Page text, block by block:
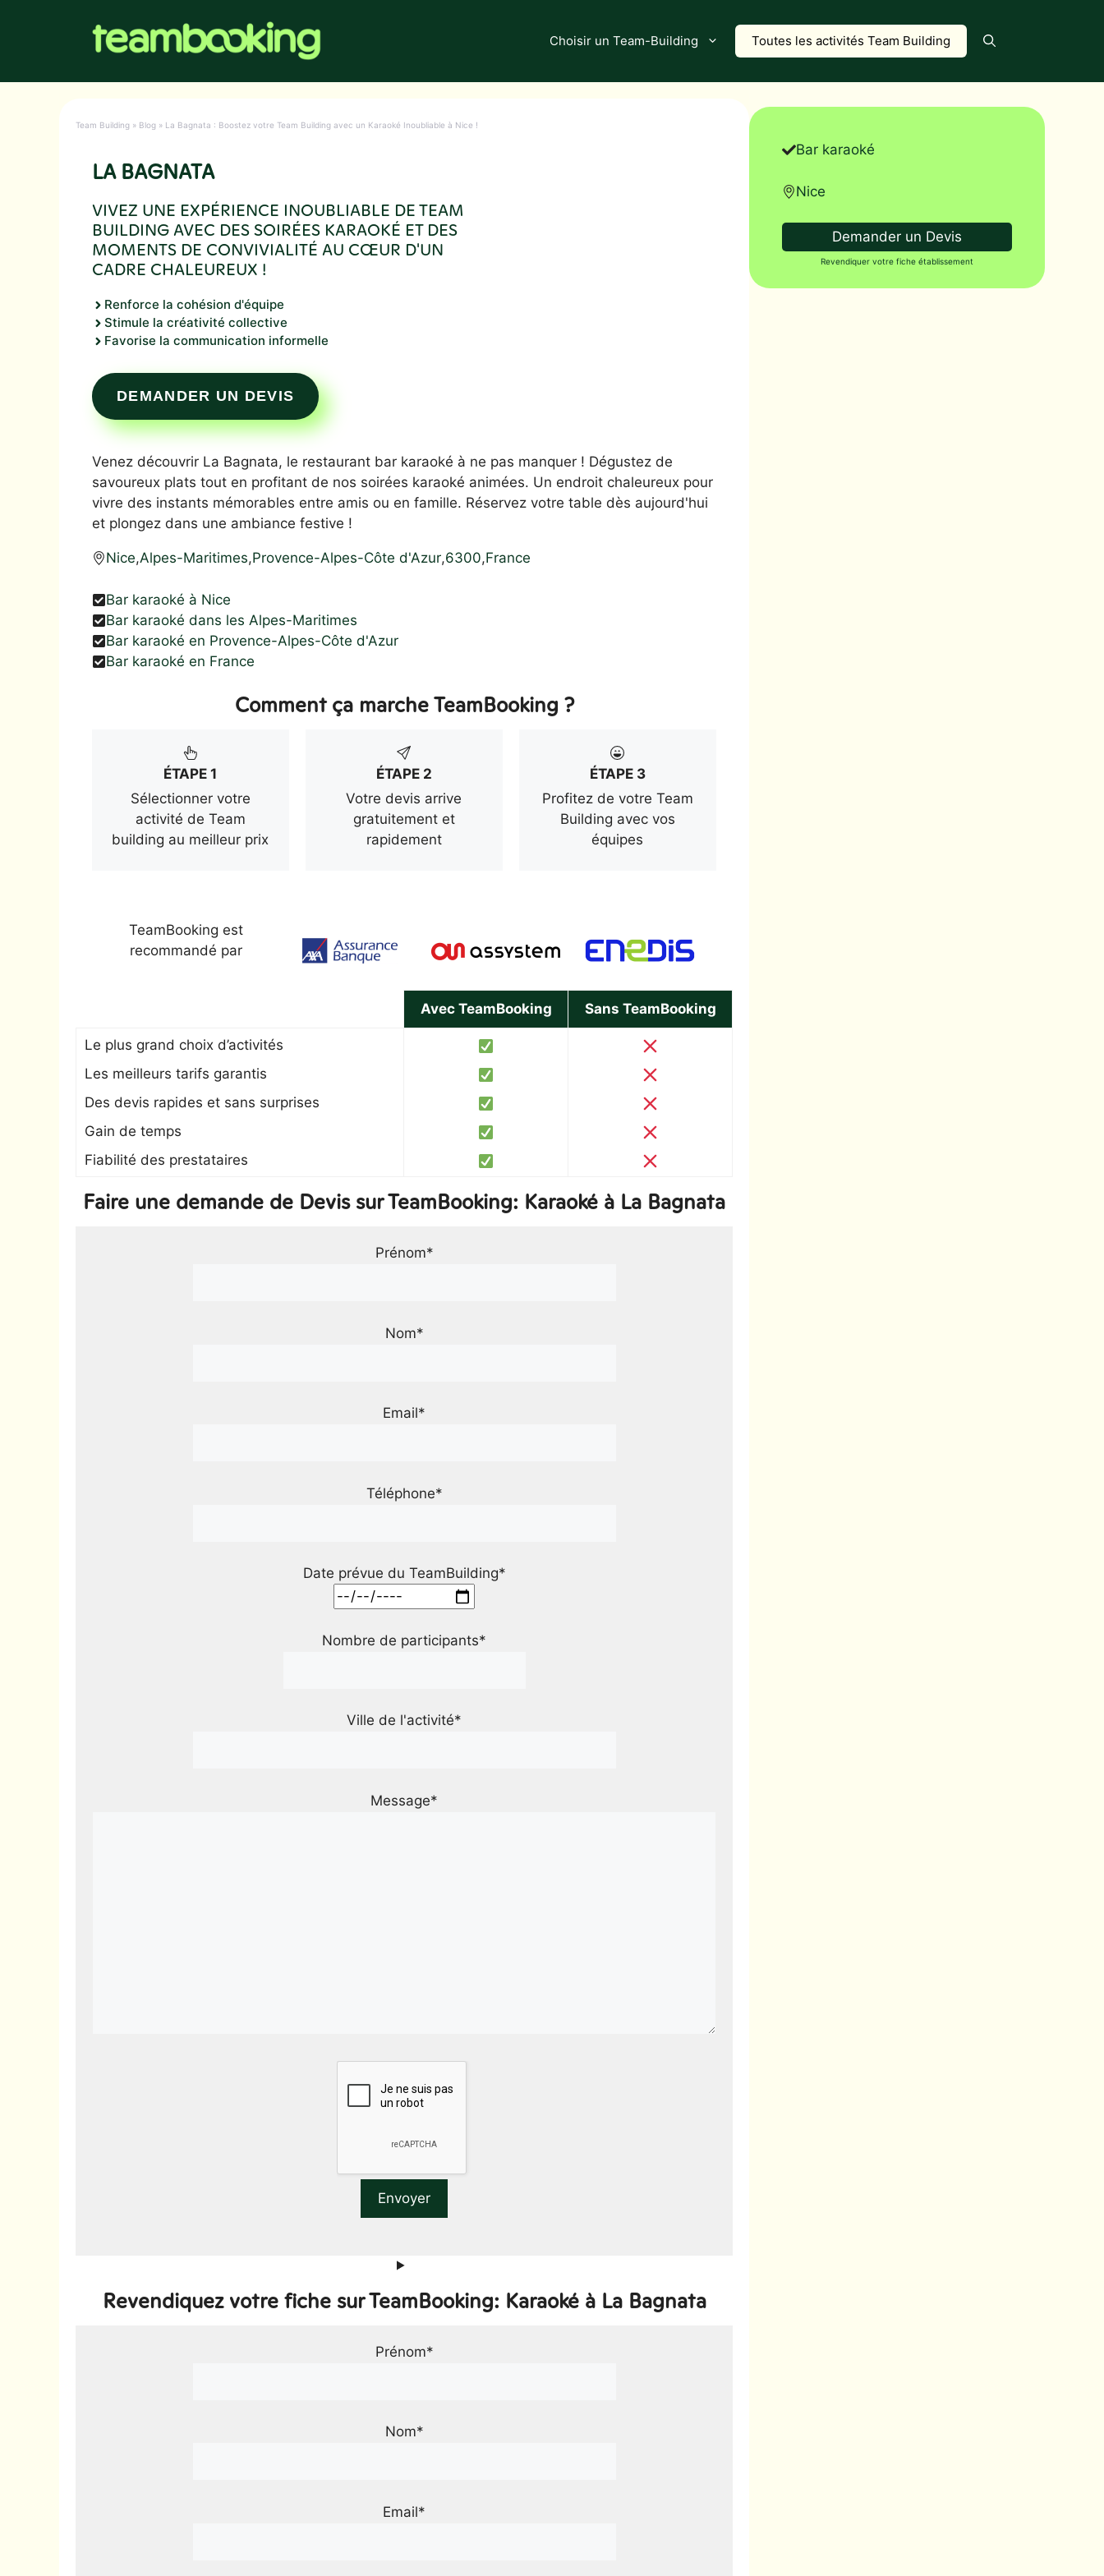
Choisir un Team-Building Toutes les activités Team Building
Team Building » Blog » La Bagnata : Boostez votre Team Building avec un Karaoké Inoubliable à Nice !
LA BAGNATA
VIVEZ UNE EXPÉRIENCE INOUBLIABLE DE TEAM
BUILDING AVEC DES SOIRÉES KARAOKÉ ET DES
MOMENTS DE CONVIVIALITÉ AU CŒUR D'UN
CADRE CHALEUREUX !
Renforce la cohésion d'équipe
Stimule la créativité collective
Favorise la communication informelle
DEMANDER UN DEVIS
Venez découvrir La Bagnata, le restaurant bar karaoké à ne pas manquer ! Dégustez de
savoureux plats tout en profitant de nos soirées karaoké animées. Un endroit chaleureux pour
vivre des instants mémorables entre amis ou en famille. Réservez votre table dès aujourd'hui
et plongez dans une ambiance festive !
Nice,Alpes-Maritimes,Provence-Alpes-Côte d'Azur,6300,France
Bar karaoké à Nice
Bar karaoké dans les Alpes-Maritimes
Bar karaoké en Provence-Alpes-Côte d'Azur
Bar karaoké en France
Comment ça marche TeamBooking ?
ÉTAPE 1
Sélectionner votre
activité de Team
building au meilleur prix
ÉTAPE 2
Votre devis arrive
gratuitement et
rapidement
ÉTAPE 3
Profitez de votre Team
Building avec vos
équipes
TeamBooking est
recommandé par
Avec TeamBooking Sans TeamBooking
Le plus grand choix d’activités
Les meilleurs tarifs garantis
Des devis rapides et sans surprises
Gain de temps
Fiabilité des prestataires
Faire une demande de Devis sur TeamBooking: Karaoké à La Bagnata
Prénom*
Nom*
Email*
Téléphone*
Date prévue du TeamBuilding*
Nombre de participants*
Ville de l'activité*
Message*
Revendiquez votre fiche sur TeamBooking: Karaoké à La Bagnata
Prénom*
Nom*
Email*
Bar karaoké
Nice
Demander un Devis
Revendiquer votre fiche établissement